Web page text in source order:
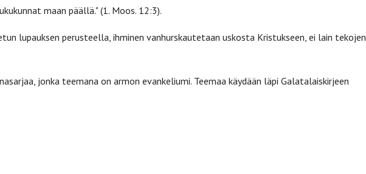
maan päällä." (1. Moos. 12:3).
lupauksen perusteella, ihminen vanhurskautetaan uskosta Kristukseen, ei lain tekojen
jonka teemana on armon evankeliumi. Teemaa käydään läpi Galatalaiskirjeen